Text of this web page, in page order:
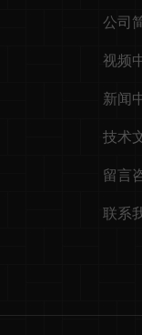
公司
视频
新闻
技术
留言
联系